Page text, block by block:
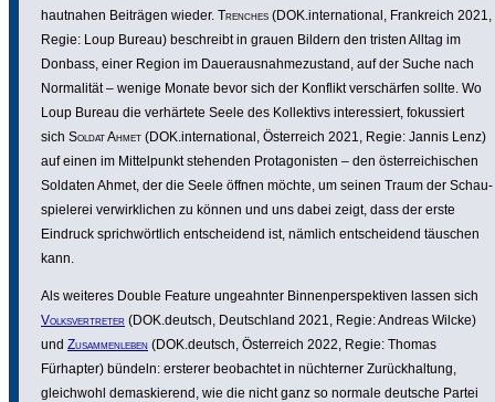
hautnahen Beiträgen wieder. Trenches (DOK.inter­na­tional, Frank­reich 2021,
Regie: Loup Bureau) beschreibt in grauen Bildern den tristen Alltag im
Donbass, einer Region im Dauer­aus­nah­me­zu­stand, auf der Suche nach
Norma­lität – wenige Monate bevor sich der Konflikt verschärfen sollte. Wo
Loup Bureau die verhär­tete Seele des Kollek­tivs inter­es­siert, fokus­siert
sich Soldat Ahmet (DOK.inter­na­tional, Öster­reich 2021, Regie: Jannis Lenz)
auf einen im Mittel­punkt stehenden Prot­ago­nisten – den öster­rei­chi­schen
Soldaten Ahmet, der die Seele öffnen möchte, um seinen Traum der Schau­
spie­lerei verwirk­li­chen zu können und uns dabei zeigt, dass der erste
Eindruck sprich­wört­lich entschei­dend ist, nämlich entschei­dend täuschen
kann.
Als weiteres Double Feature unge­ahnter Binnen­per­spek­tiven lassen sich
Volks­ver­treter (DOK.deutsch, Deutsch­land 2021, Regie: Andreas Wilcke)
und Zusam­men­leben (DOK.deutsch, Öster­reich 2022, Regie: Thomas
Fürhapter) bündeln: ersterer beob­achtet in nüch­terner Zurück­hal­tung,
gleich­wohl demas­kie­rend, wie die nicht ganz so normale deutsche Partei